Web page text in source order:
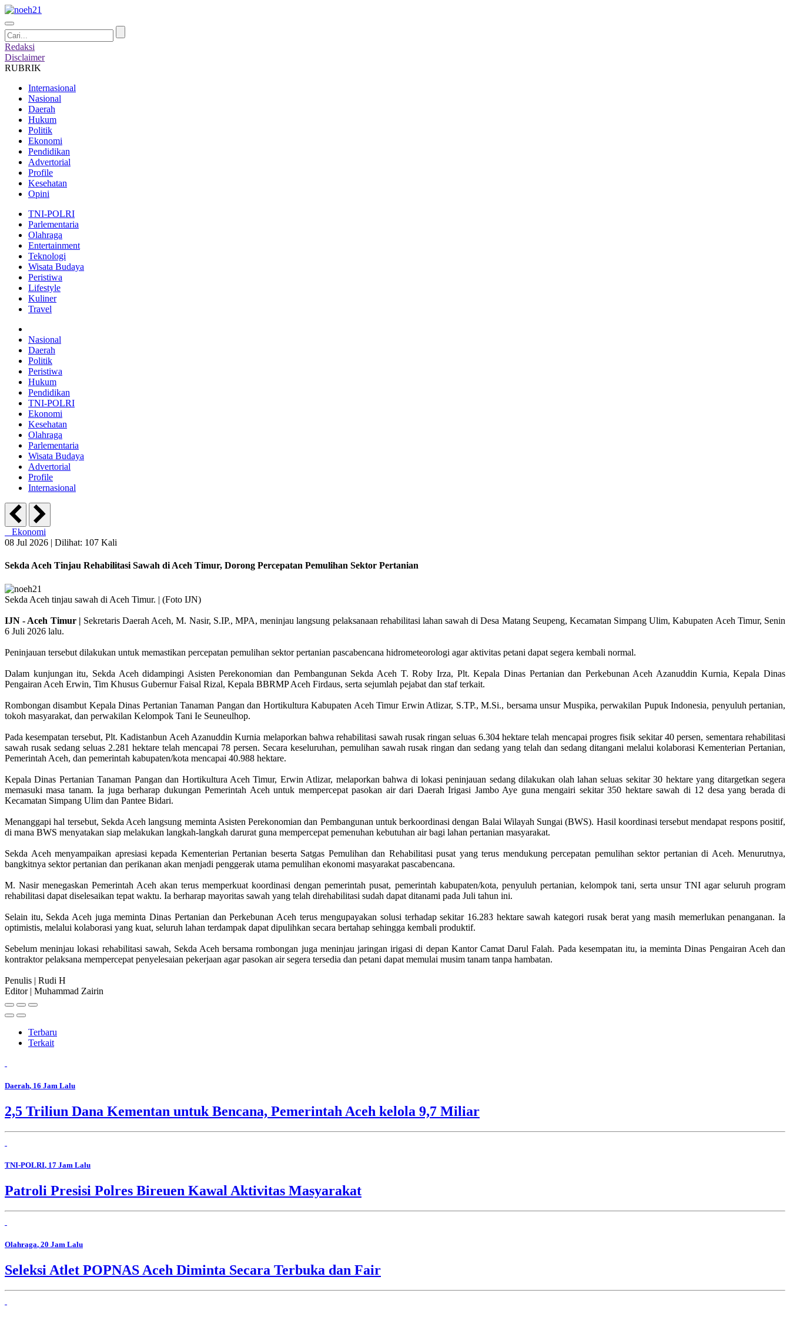
Redaksi
Disclaimer
RUBRIK
Internasional
Nasional
Daerah
Hukum
Politik
Ekonomi
Pendidikan
Advertorial
Profile
Kesehatan
Opini
TNI-POLRI
Parlementaria
Olahraga
Entertainment
Teknologi
Wisata Budaya
Peristiwa
Lifestyle
Kuliner
Travel
Nasional
Daerah
Politik
Peristiwa
Hukum
Pendidikan
TNI-POLRI
Ekonomi
Kesehatan
Olahraga
Parlementaria
Wisata Budaya
Advertorial
Profile
Internasional
Ekonomi
08 Jul 2026 | Dilihat: 107 Kali
Sekda Aceh Tinjau Rehabilitasi Sawah di Aceh Timur, Dorong Percepatan Pemulihan Sektor Pertanian
Sekda Aceh tinjau sawah di Aceh Timur. | (Foto IJN)
IJN - Aceh Timur | Sekretaris Daerah Aceh, M. Nasir, S.IP., MPA, meninjau langsung pelaksanaan rehabilitasi lahan sawah di Desa Matang Seupeng, Kecamatan Simpang Ulim, Kabupaten Aceh Timur, Senin
6 Juli 2026 lalu.
Peninjauan tersebut dilakukan untuk memastikan percepatan pemulihan sektor pertanian pascabencana hidrometeorologi agar aktivitas petani dapat segera kembali normal.
Dalam kunjungan itu, Sekda Aceh didampingi Asisten Perekonomian dan Pembangunan Sekda Aceh T. Roby Irza, Plt. Kepala Dinas Pertanian dan Perkebunan Aceh Azanuddin Kurnia, Kepala Dinas
Pengairan Aceh Erwin, Tim Khusus Gubernur Faisal Rizal, Kepala BBRMP Aceh Firdaus, serta sejumlah pejabat dan staf terkait.
Rombongan disambut Kepala Dinas Pertanian Tanaman Pangan dan Hortikultura Kabupaten Aceh Timur Erwin Atlizar, S.TP., M.Si., bersama unsur Muspika, perwakilan Pupuk Indonesia, penyuluh pertanian,
tokoh masyarakat, dan perwakilan Kelompok Tani Ie Seuneulhop.
Pada kesempatan tersebut, Plt. Kadistanbun Aceh Azanuddin Kurnia melaporkan bahwa rehabilitasi sawah rusak ringan seluas 6.304 hektare telah mencapai progres fisik sekitar 40 persen, sementara rehabilitasi
sawah rusak sedang seluas 2.281 hektare telah mencapai 78 persen. Secara keseluruhan, pemulihan sawah rusak ringan dan sedang yang telah dan sedang ditangani melalui kolaborasi Kementerian Pertanian,
Pemerintah Aceh, dan pemerintah kabupaten/kota mencapai 40.988 hektare.
Kepala Dinas Pertanian Tanaman Pangan dan Hortikultura Aceh Timur, Erwin Atlizar, melaporkan bahwa di lokasi peninjauan sedang dilakukan olah lahan seluas sekitar 30 hektare yang ditargetkan segera
memasuki masa tanam. Ia juga berharap dukungan Pemerintah Aceh untuk mempercepat pasokan air dari Daerah Irigasi Jambo Aye guna mengairi sekitar 350 hektare sawah di 12 desa yang berada di
Kecamatan Simpang Ulim dan Pantee Bidari.
Menanggapi hal tersebut, Sekda Aceh langsung meminta Asisten Perekonomian dan Pembangunan untuk berkoordinasi dengan Balai Wilayah Sungai (BWS). Hasil koordinasi tersebut mendapat respons positif,
di mana BWS menyatakan siap melakukan langkah-langkah darurat guna mempercepat pemenuhan kebutuhan air bagi lahan pertanian masyarakat.
Sekda Aceh menyampaikan apresiasi kepada Kementerian Pertanian beserta Satgas Pemulihan dan Rehabilitasi pusat yang terus mendukung percepatan pemulihan sektor pertanian di Aceh. Menurutnya,
bangkitnya sektor pertanian dan perikanan akan menjadi penggerak utama pemulihan ekonomi masyarakat pascabencana.
M. Nasir menegaskan Pemerintah Aceh akan terus memperkuat koordinasi dengan pemerintah pusat, pemerintah kabupaten/kota, penyuluh pertanian, kelompok tani, serta unsur TNI agar seluruh program
rehabilitasi dapat diselesaikan tepat waktu. Ia berharap mayoritas sawah yang telah direhabilitasi sudah dapat ditanami pada Juli tahun ini.
Selain itu, Sekda Aceh juga meminta Dinas Pertanian dan Perkebunan Aceh terus mengupayakan solusi terhadap sekitar 16.283 hektare sawah kategori rusak berat yang masih memerlukan penanganan. Ia
optimistis, melalui kolaborasi yang kuat, seluruh lahan terdampak dapat dipulihkan secara bertahap sehingga kembali produktif.
Sebelum meninjau lokasi rehabilitasi sawah, Sekda Aceh bersama rombongan juga meninjau jaringan irigasi di depan Kantor Camat Darul Falah. Pada kesempatan itu, ia meminta Dinas Pengairan Aceh dan
kontraktor pelaksana mempercepat penyelesaian pekerjaan agar pasokan air segera tersedia dan petani dapat memulai musim tanam tanpa hambatan.
Penulis | Rudi H
Editor | Muhammad Zairin
Terbaru
Terkait
Daerah, 16 Jam Lalu
2,5 Triliun Dana Kementan untuk Bencana, Pemerintah Aceh kelola 9,7 Miliar
TNI-POLRI, 17 Jam Lalu
Patroli Presisi Polres Bireuen Kawal Aktivitas Masyarakat
Olahraga, 20 Jam Lalu
Seleksi Atlet POPNAS Aceh Diminta Secara Terbuka dan Fair